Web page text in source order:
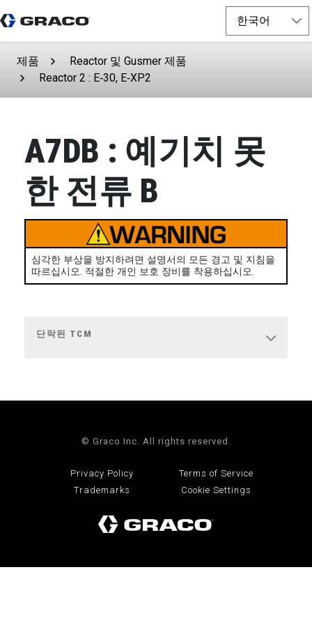
제품
Reactor 및 Gusmer 제품
Reactor 2 : E‑30, E‑XP2
A7DB : 예기치 못
한 전류 B
심각한 부상을 방지하려면 설명서의 모든 경고 및 지침을
따르십시오. 적절한 개인 보호 장비를 착용하십시오.
단락된 TCM
© Graco Inc. All rights reserved.
Privacy Policy
Terms of Service
Trademarks
Cookie Settings